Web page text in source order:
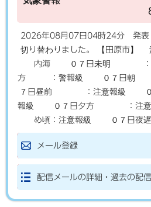
2026年08月07日04時24分 発表
切り替わりました。 【田原市】
内海 ０７日未明 ：警
方 ：警報級 ０７日
７日昼前 ：注意報級 ０
報級 ０７日夕方 ：注意
め頃：注意報級 ０７日
メール登録
配信メールの詳細・過去の配